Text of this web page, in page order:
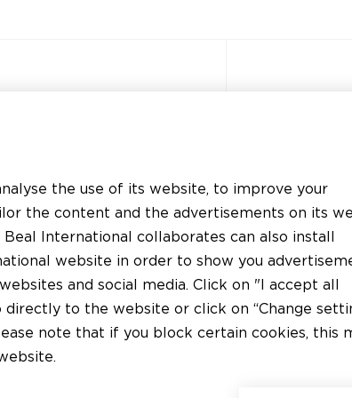
documents techniques
d’assistance technique
un applicateur
BEAL
TVA:
the use of its website, to improve your
the content and the advertisements on its
International collaborates can also install
website in order to show you
and social media. Click on "I accept all
to the website or click on “Change
note that if you block certain cookies, this